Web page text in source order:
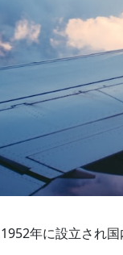
年に設立され